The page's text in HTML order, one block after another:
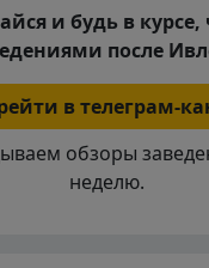
и будь в курсе,
после
в телеграм-
обзоры
неделю.